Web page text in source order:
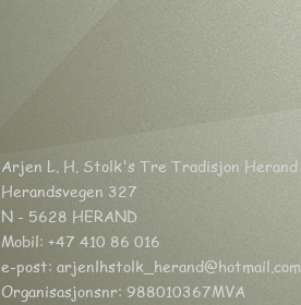
Arjen L. H. Stolk's Tre Tradisjon Herand
Herandsvegen 327
N - 5628 HERAND
Mobil: +47 410 86 016
e-post: arjenlhstolk_herand@hotmail.com
Organisasjonsnr: 988010367MVA